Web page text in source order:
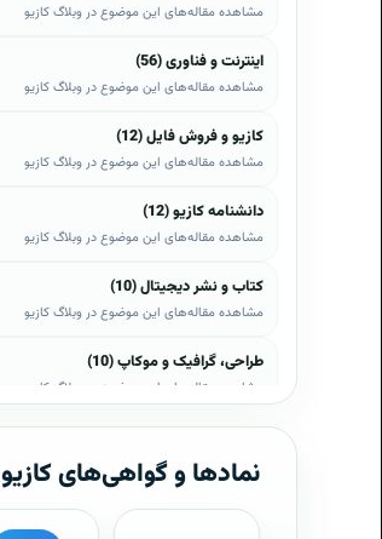
مشاهده مقاله‌های این موضوع در وبلاگ کازیو
اینترنت و فناوری (56)
مشاهده مقاله‌های این موضوع در وبلاگ کازیو
کازیو و فروش فایل (12)
مشاهده مقاله‌های این موضوع در وبلاگ کازیو
دانشنامه کازیو (12)
مشاهده مقاله‌های این موضوع در وبلاگ کازیو
کتاب و نشر دیجیتال (10)
مشاهده مقاله‌های این موضوع در وبلاگ کازیو
طراحی، گرافیک و موکاپ (10)
مشاهده مقاله‌های این موضوع در وبلاگ کازیو
مشاهده مقاله‌های این موضوع در وبلاگ کازیو
موبایل و اندروید (6)
نمادها و گواهی‌های کازیو